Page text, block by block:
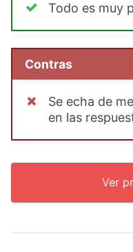
Todo es muy
Contras
Se echa de
en las
Ver